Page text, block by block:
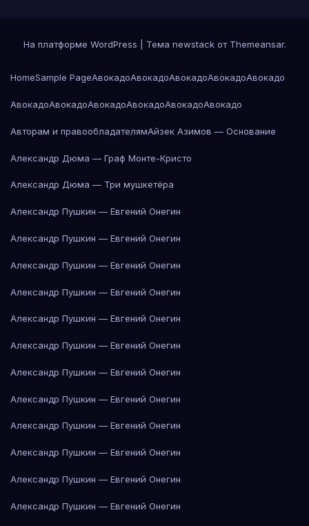
На платформе WordPress Тема newstack от Themeansar.
HomeSample PageАвокадоАвокадоАвокадоАвокадоАвокадо
АвокадоАвокадоАвокадоАвокадоАвокадоАвокадо
Авторам и правообладателямАйзек Азимов — Основание
Александр Дюма — Граф Монте-Кристо
Александр Дюма — Три мушкетёра
Александр Пушкин — Евгений Онегин
Александр Пушкин — Евгений Онегин
Александр Пушкин — Евгений Онегин
Александр Пушкин — Евгений Онегин
Александр Пушкин — Евгений Онегин
Александр Пушкин — Евгений Онегин
Александр Пушкин — Евгений Онегин
Александр Пушкин — Евгений Онегин
Александр Пушкин — Евгений Онегин
Александр Пушкин — Евгений Онегин
Александр Пушкин — Евгений Онегин
Александр Пушкин — Евгений Онегин